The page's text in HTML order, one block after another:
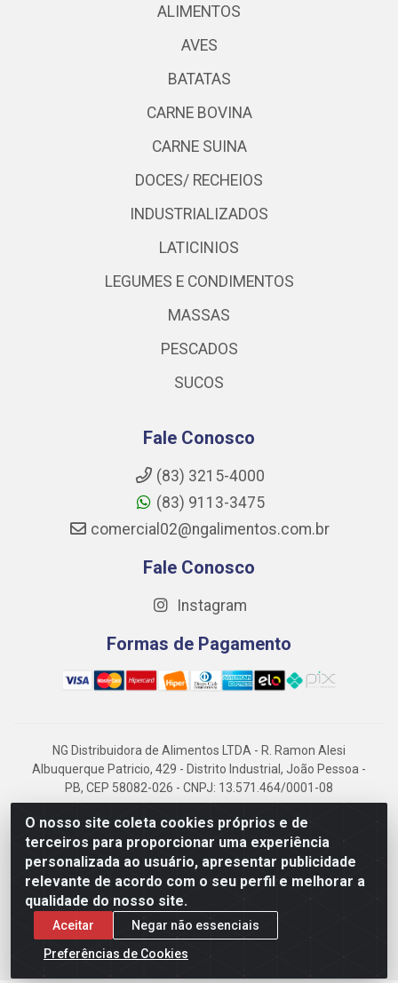
O nosso site coleta cookies próprios e de
terceiros para proporcionar uma experiência
personalizada ao usuário, apresentar publicidade
relevante de acordo com o seu perfil e melhorar a
qualidade do nosso site.
Aceitar
Negar não essenciais
Preferências de Cookies
ALIMENTOS
AVES
BATATAS
CARNE BOVINA
CARNE SUINA
DOCES/ RECHEIOS
INDUSTRIALIZADOS
LATICINIOS
LEGUMES E CONDIMENTOS
MASSAS
PESCADOS
SUCOS
Fale Conosco
(83) 3215-4000
(83) 9113-3475
comercial02@ngalimentos.com.br
Fale Conosco
Instagram
Formas de Pagamento
NG Distribuidora de Alimentos LTDA - R. Ramon Alesi
Albuquerque Patricio, 429 - Distrito Industrial, João Pessoa -
PB, CEP 58082-026 - CNPJ: 13.571.464/0001-08
NG Alimentos, há mais de 14 anos no mercado paraibano, é
referência em frigorificados, destacando-se pela logística
eficiente e excelência.